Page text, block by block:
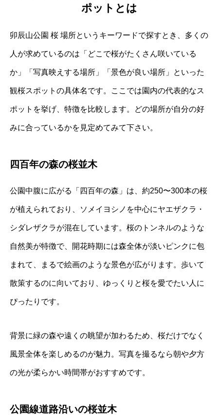
ポットとは
卯辰山公園 桜 場所というキーワードで探すとき、多くの
人が求めているのは「どこで桜がたくさん咲いている
か」「写真映えする場所」「景色が良い場所」といった
観桜スポットの具体名です。ここでは園内の代表的なス
ポットを挙げ、特徴を比較します。どの場所が自分の好
みに合っているかを見定めてみて下さい。
四百年の森の桜並木
公園中腹に広がる「四百年の森」は、約250〜300本の桜
が植えられており、ソメイヨシノを中心にヤエザクラ・
シダレザクラが混在しています。桜のトンネルのような
自然美が特徴で、開花時期には森全体が淡いピンクに包
まれて、まるで絵画のような景色が広がります。歩いて
散策するのに向いており、ゆっくりと桜を愛でたい人に
ぴったりです。
背景に緑の森や遠くの眺望が加わるため、桜だけでなく
風景全体を楽しめるのが魅力。写真を撮るなら朝や夕方
の光が柔らかい時間帯がおすすめです。
公園線道路沿いの桜並木